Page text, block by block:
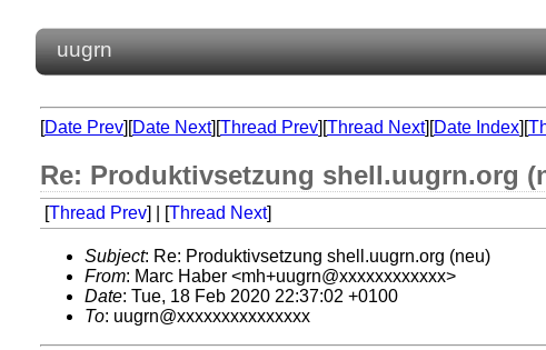
uugrn
[Date Prev][Date Next][Thread Prev][Thread Next][Date Index][
Re: Produktivsetzung shell.uugrn.org
[Thread Prev] | [Thread Next]
Subject: Re: Produktivsetzung shell.uugrn.org (neu)
From: Marc Haber <mh+uugrn@xxxxxxxxxxxx>
Date: Tue, 18 Feb 2020 22:37:02 +0100
To: uugrn@xxxxxxxxxxxxxxx